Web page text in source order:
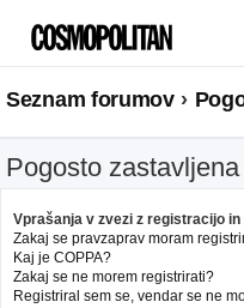
Seznam forumov
Pogosto
Vprašanja v zvezi z registracijo
Zakaj se pravzaprav moram
Kaj je COPPA?
Zakaj se ne morem registrirati?
Registriral sem se, vendar se ne